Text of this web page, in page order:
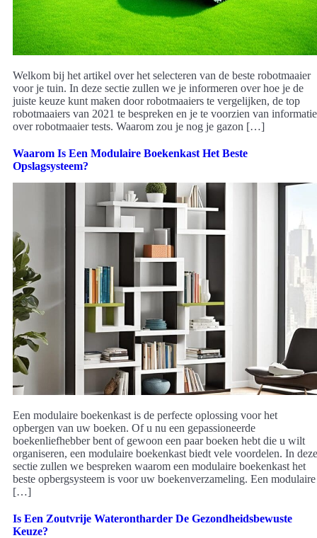
Welkom bij het artikel over het selecteren van de beste robotmaaier
voor je tuin. In deze sectie zullen we je informeren over hoe je de
juiste keuze kunt maken door robotmaaiers te vergelijken, de top
robotmaaiers van 2021 te bespreken en je te voorzien van informatie
over robotmaaier tests. Waarom zou je nog je gazon […]
Waarom Is Een Modulaire Boekenkast Het Beste
Opslagsysteem?
Een modulaire boekenkast is de perfecte oplossing voor het
opbergen van uw boeken. Of u nu een gepassioneerde
boekenliefhebber bent of gewoon een paar boeken hebt die u wilt
organiseren, een modulaire boekenkast biedt vele voordelen. In deze
sectie zullen we bespreken waarom een modulaire boekenkast het
beste opbergsysteem is voor uw boekenverzameling. Een modulaire
[…]
Is Een Zoutvrije Waterontharder De Gezondheidsbewuste
Keuze?